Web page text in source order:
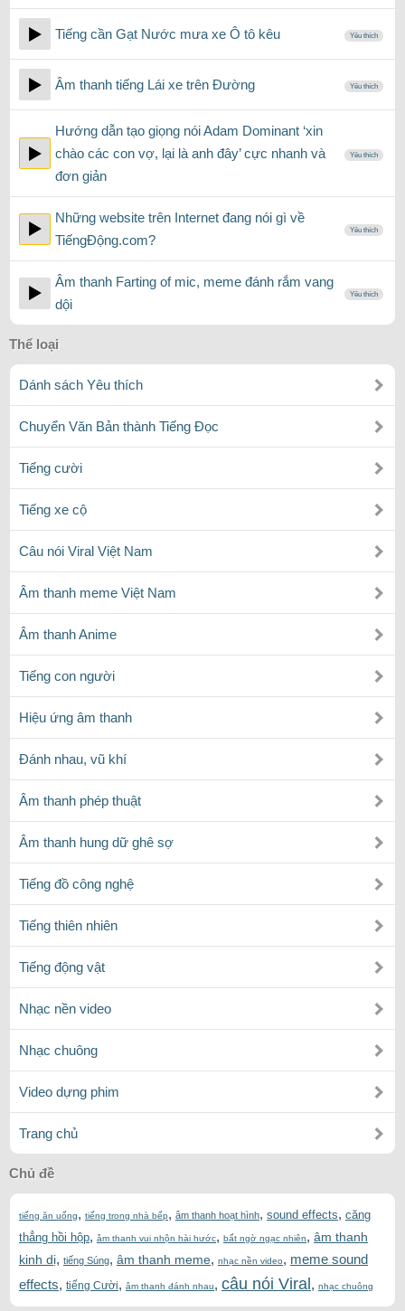
Tiếng cần Gạt Nước mưa xe Ô tô kêu Yêu thích
Âm thanh tiếng Lái xe trên Đường Yêu thích
Hướng dẫn tạo giọng nói Adam Dominant ‘xin
chào các con vợ, lại là anh đây’ cực nhanh và
đơn giản
Yêu thích
Những website trên Internet đang nói gì về
TiếngĐộng.com?
Yêu thích
Âm thanh Farting of mic, meme đánh rắm vang
dội
Yêu thích
Thể loại
Dánh sách Yêu thích
Chuyển Văn Bản thành Tiếng Đọc
Tiếng cười
Tiếng xe cộ
Câu nói Viral Việt Nam
Âm thanh meme Việt Nam
Âm thanh Anime
Tiếng con người
Hiệu ứng âm thanh
Đánh nhau, vũ khí
Âm thanh phép thuật
Âm thanh hung dữ ghê sợ
Tiếng đồ công nghệ
Tiếng thiên nhiên
Tiếng động vật
Nhạc nền video
Nhạc chuông
Video dựng phim
Trang chủ
Chủ đề
tiếng ăn uống, tiếng trong nhà bếp, âm thanh hoạt hình, sound effects, căng
thẳng hồi hộp, âm thanh vui nhộn hài hước, bất ngờ ngạc nhiên, âm thanh
kinh dị, tiếng Súng, âm thanh meme, nhạc nền video, meme sound
effects, tiếng Cười, âm thanh đánh nhau, câu nói Viral , nhạc chuông